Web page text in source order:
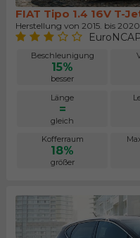
FIAT Tipo 1.4 16V T-
Herstellung von 2015. bis
Beschleunigung
15%
besser
Länge
=
gleich
Kofferraum
18%
größer